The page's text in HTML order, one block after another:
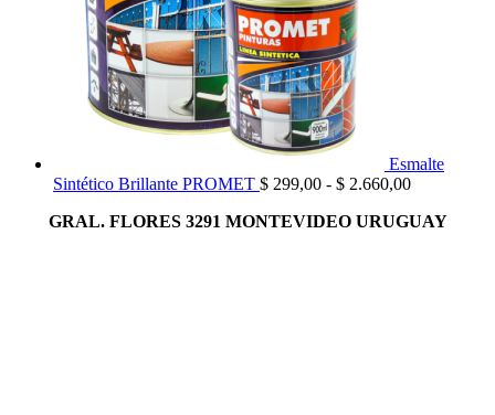
Esmalte
Sintético Brillante PROMET $ 299,00 - $ 2.660,00Rango
precios:
GRAL. FLORES 3291 MONTEVIDEO URUGUAY